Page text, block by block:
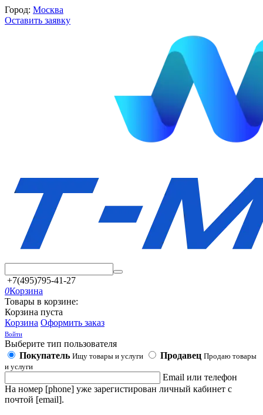
Город: Москва
Оставить заявку
+7(495)795-41-27
0Корзина
Товары в корзине:
Корзина пуста
Корзина Оформить заказ
Войти
Выберите тип пользователя
Покупатель Ищу товары и услуги Продавец Продаю товары
и услуги
Email или телефон
На номер [phone] уже зарегистирован личный кабинет с
почтой [email].